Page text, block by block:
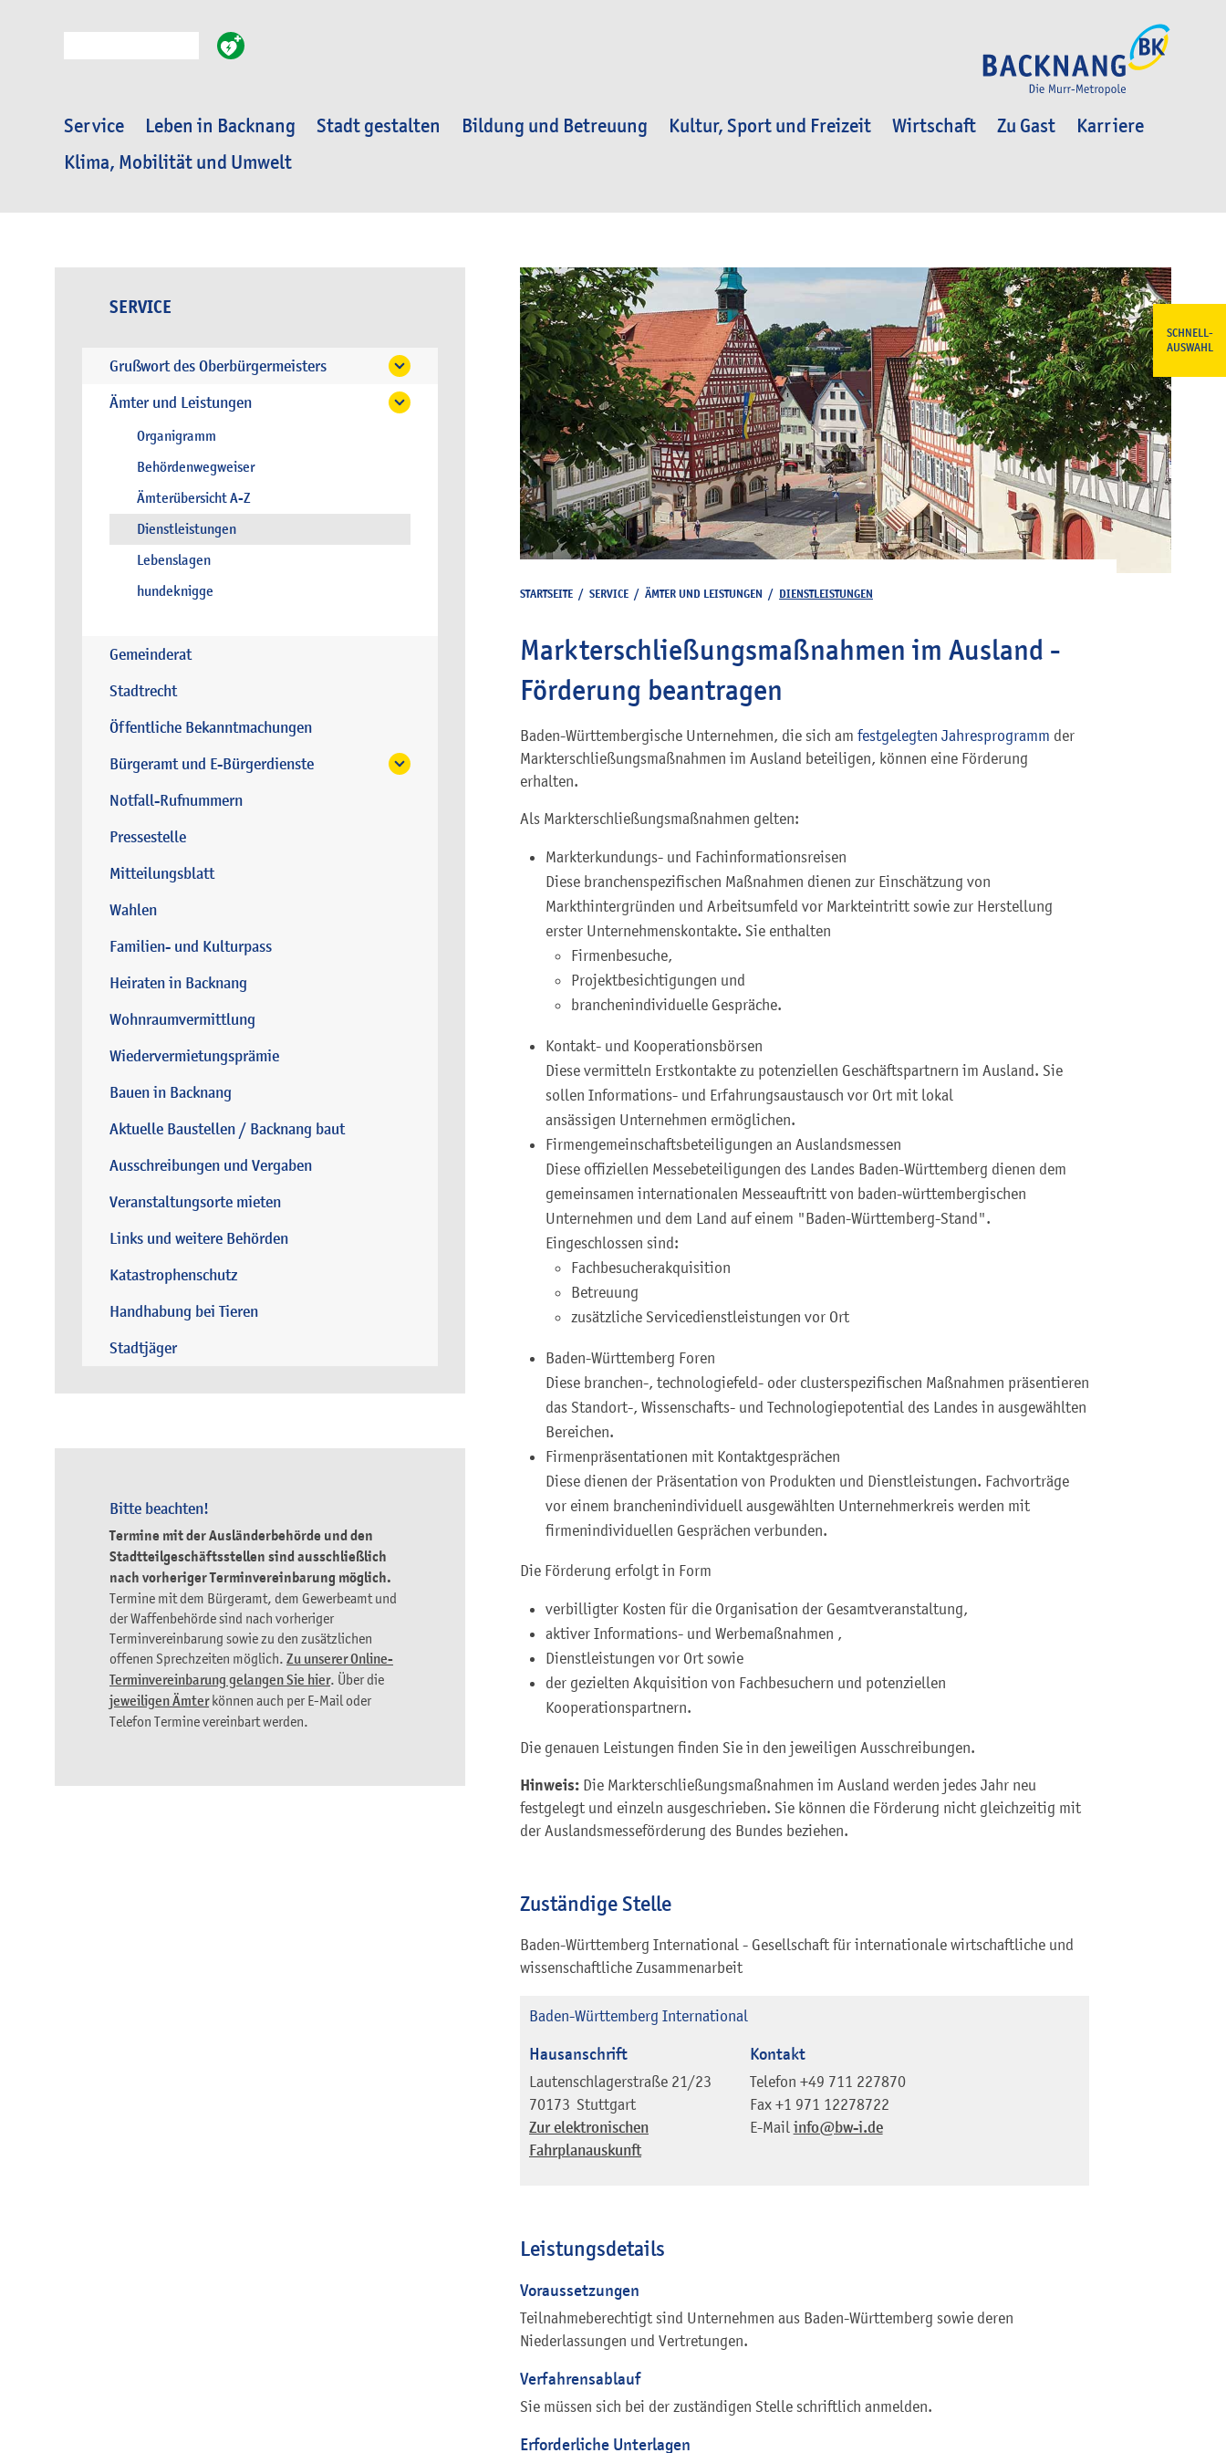
Service Leben in Backnang Stadt gestalten Bildung und Betreuung Kultur, Sport und Freizeit Wirtschaft Zu Gast
Karriere
Klima, Mobilität und Umwelt
SCHNELL-
AUSWAHL
SERVICE
Grußwort des Oberbürgermeisters
Ämter und Leistungen
Organigramm
Behördenwegweiser
Ämterübersicht A-Z
Dienstleistungen
Lebenslagen
hundeknigge
Gemeinderat
Stadtrecht
Öffentliche Bekanntmachungen
Bürgeramt und E-Bürgerdienste
Notfall-Rufnummern
Pressestelle
Mitteilungsblatt
Wahlen
Familien- und Kulturpass
Heiraten in Backnang
Wohnraumvermittlung
Wiedervermietungsprämie
Bauen in Backnang
Aktuelle Baustellen / Backnang baut
Ausschreibungen und Vergaben
Veranstaltungsorte mieten
Links und weitere Behörden
Katastrophenschutz
Handhabung bei Tieren
Stadtjäger
Bitte beachten!
Termine mit der Ausländerbehörde und den
Stadtteilgeschäftsstellen sind ausschließlich
nach vorheriger Terminvereinbarung möglich.
Termine mit dem Bürgeramt, dem Gewerbeamt und
der Waffenbehörde sind nach vorheriger
Terminvereinbarung sowie zu den zusätzlichen
offenen Sprechzeiten möglich. Zu unserer Online-
Terminvereinbarung gelangen Sie hier. Über die
jeweiligen Ämterkönnen auch per E-Mail oder
Telefon Termine vereinbart werden.
STARTSEITE / SERVICE / ÄMTER UND LEISTUNGEN / DIENSTLEISTUNGEN
Markterschließungsmaßnahmen im Ausland -
Förderung beantragen
Baden-Württembergische Unternehmen, die sich am festgelegten Jahresprogramm der
Markterschließungsmaßnahmen im Ausland beteiligen, können eine Förderung
erhalten.
Als Markterschließungsmaßnahmen gelten:
Markterkundungs- und Fachinformationsreisen
Diese branchenspezifischen Maßnahmen dienen zur Einschätzung von
Markthintergründen und Arbeitsumfeld vor Markteintritt sowie zur Herstellung
erster Unternehmenskontakte. Sie enthalten
Firmenbesuche,
Projektbesichtigungen und
branchenindividuelle Gespräche.
Kontakt- und Kooperationsbörsen
Diese vermitteln Erstkontakte zu potenziellen Geschäftspartnern im Ausland. Sie
sollen Informations- und Erfahrungsaustausch vor Ort mit lokal
ansässigen Unternehmen ermöglichen.
Firmengemeinschaftsbeteiligungen an Auslandsmessen
Diese offiziellen Messebeteiligungen des Landes Baden-Württemberg dienen dem
gemeinsamen internationalen Messeauftritt von baden-württembergischen
Unternehmen und dem Land auf einem "Baden-Württemberg-Stand".
Eingeschlossen sind:
Fachbesucherakquisition
Betreuung
zusätzliche Servicedienstleistungen vor Ort
Baden-Württemberg Foren
Diese branchen-, technologiefeld- oder clusterspezifischen Maßnahmen präsentieren
das Standort-, Wissenschafts- und Technologiepotential des Landes in ausgewählten
Bereichen.
Firmenpräsentationen mit Kontaktgesprächen
Diese dienen der Präsentation von Produkten und Dienstleistungen. Fachvorträge
vor einem branchenindividuell ausgewählten Unternehmerkreis werden mit
firmenindividuellen Gesprächen verbunden.
Die Förderung erfolgt in Form
verbilligter Kosten für die Organisation der Gesamtveranstaltung,
aktiver Informations- und Werbemaßnahmen ,
Dienstleistungen vor Ort sowie
der gezielten Akquisition von Fachbesuchern und potenziellen
Kooperationspartnern.
Die genauen Leistungen finden Sie in den jeweiligen Ausschreibungen.
Hinweis: Die Markterschließungsmaßnahmen im Ausland werden jedes Jahr neu
festgelegt und einzeln ausgeschrieben. Sie können die Förderung nicht gleichzeitig mit
der Auslandsmesseförderung des Bundes beziehen.
Zuständige Stelle
Baden-Württemberg International - Gesellschaft für internationale wirtschaftliche und
wissenschaftliche Zusammenarbeit
Baden-Württemberg International
Hausanschrift
Lautenschlagerstraße 21/23
70173 Stuttgart
Zur elektronischen
Fahrplanauskunft
Kontakt
Telefon +49 711 227870
Fax +1 971 12278722
E-Mail info@bw-i.de
Leistungsdetails
Voraussetzungen
Teilnahmeberechtigt sind Unternehmen aus Baden-Württemberg sowie deren
Niederlassungen und Vertretungen.
Verfahrensablauf
Sie müssen sich bei der zuständigen Stelle schriftlich anmelden.
Erforderliche Unterlagen